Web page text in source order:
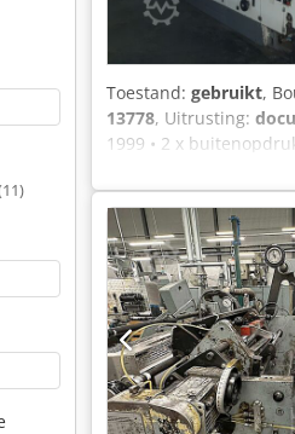
Toestand: gebruikt,
13778, Uitrusting:
1999 • 2 x
venster •
productafmeting: 83 x
Aipsf • Maximale